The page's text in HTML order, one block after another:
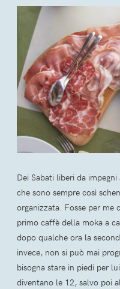
Dei Sabati liberi da
che sono sempre così
organizzata. Fosse per me
primo caffè della moka a
dopo qualche ora la
invece, non si può mai
bisogna stare in piedi per
diventano le 12, salvo poi